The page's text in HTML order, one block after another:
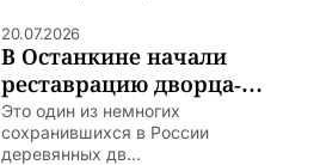
20.07.2026
В Останкине начали
реставрацию дворца-
театра
Это один из немногих
сохранившихся в России
деревянных дв...